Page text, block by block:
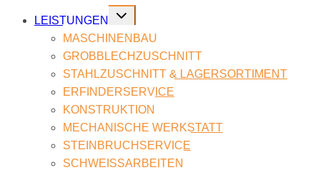
LEIS­TUN­GEN
Untermenü
umschalten
MA­SCHI­NEN­BAU
GROB­BLECH­ZU­SCHNITT
STAHL­ZU­SCHNITT & LA­GER­SOR­TI­MENT
ER­FIN­DER­SER­VICE
KON­STRUK­TI­ON
ME­CHA­NI­SCHE WERK­STATT
STEIN­BRUCH­SER­VICE
SCHWEISS­AR­BEI­TEN